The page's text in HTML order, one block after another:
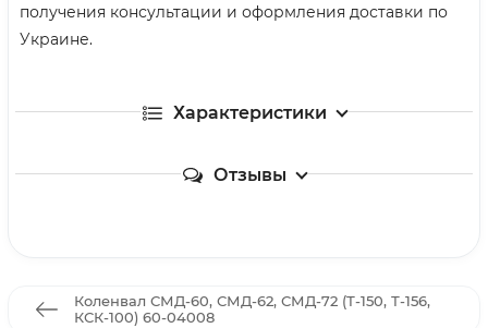
получения консультации и оформления доставки по
Украине.
Характеристики
Отзывы
Коленвал СМД-60, СМД-62, СМД-72 (Т-150, Т-156,
КСК-100) 60-04008